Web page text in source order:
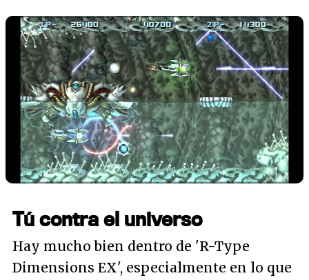
Tú contra el universo
Hay mucho bien dentro de 'R-Type
Dimensions EX', especialmente en lo que